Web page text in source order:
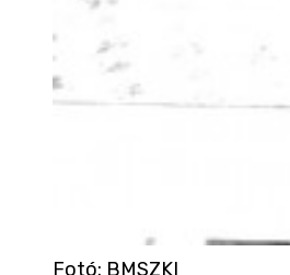
Fotó: BMSZKI